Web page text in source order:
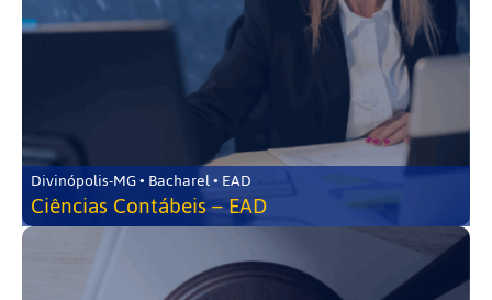
Divinópolis-MG • Bacharel • EAD
Ciências Contábeis – EAD